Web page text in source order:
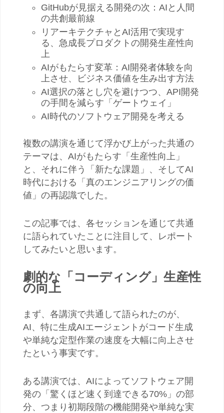
GitHubが見据える開発の次： AI と人間
の共創最前線
リアーキテクチャと AI活用で実現す
る、急成長プロダクトの開発生産性向
上
AIがもたらす変革： AI開発者体験を向
上させ、ビジネス価値を生み出す方法
AI選択の落とし穴を避けつつ、 API開発
の手間を減らす「ゲートウェイ」
AI時代のソフトウェア開発を考える
複数の講演を通じて浮かび上がった共通の
テーマは、 AIがもたらす「生産性向上」
と、それに伴う「新たな課題」、そしてAI
時代における「真のエンジニアリングの価
値」の再認識でした。
この記事では、各セッションを通じて共通
に語られていたことに注目して、レポート
してみたいと思います。
劇的な「コーディング」生産性
の向上
まず、各講演で共通して語られたのが、
AI、特に生成AIエージェントがコード生成
や単純な定型作業の速度を大幅に向上させ
たという事実です。
ある講演では、 AIによってソフトウェア開
発の「驚くほど速く到達できる70% 」の部
分、つまり初期段階の機能開発や単純な実